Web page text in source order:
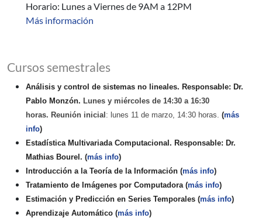
Horario: Lunes a Viernes de 9AM a 12PM
Más información
Cursos semestrales
Análisis y control de sistemas no lineales. Responsable: Dr.
Pablo Monzón. Lunes y miércoles de 14:30 a 16:30
horas. Reunión inicial : lunes 11 de marzo, 14:30 horas. (más
info)
Estadística Multivariada Computacional. Responsable: Dr.
Mathias Bourel. (más info)
Introducción a la Teoría de la Información (más info)
Tratamiento de Imágenes por Computadora (más info)
Estimación y Predicción en Series Temporales (más info)
Aprendizaje Automático (más info)